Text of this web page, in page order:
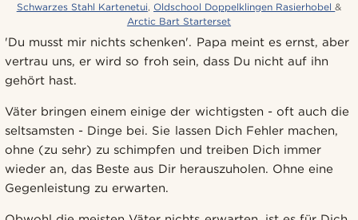
Schwarzes Stahl Kartenetui, Oldschool Doppelklingen Rasierhobel&
Arctic Bart Starterset
'Du musst mir nichts schenken'. Papa meint es ernst, aber
vertrau uns, er wird so froh sein, dass Du nicht auf ihn
gehört hast.
Väter bringen einem einige der wichtigsten - oft auch die
seltsamsten - Dinge bei. Sie lassen Dich Fehler machen,
ohne (zu sehr) zu schimpfen und treiben Dich immer
wieder an, das Beste aus Dir herauszuholen. Ohne eine
Gegenleistung zu erwarten.